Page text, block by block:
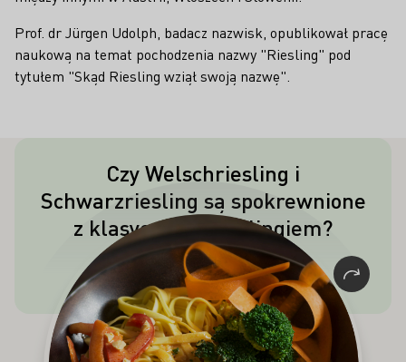
Prof. dr Jürgen Udolph, badacz nazwisk, opublikował pracę
naukową na temat pochodzenia nazwy "Riesling" pod
tytułem "Skąd Riesling wziął swoją nazwę".
Czy Welschriesling i
Schwarzriesling są spokrewnione
z klasycznym Rieslingiem?
Nie! Oba te szczepy są w rzeczywistości
odmianami winogron niezależnymi od
klasycznego Rieslinga. Welschriesling
to biała odmiana winorośli, której
korzenie do dziś nie są jasne. We
Francji czerwona odmiana
Schwarzriesling jest częścią
szampańskiego cuvée.